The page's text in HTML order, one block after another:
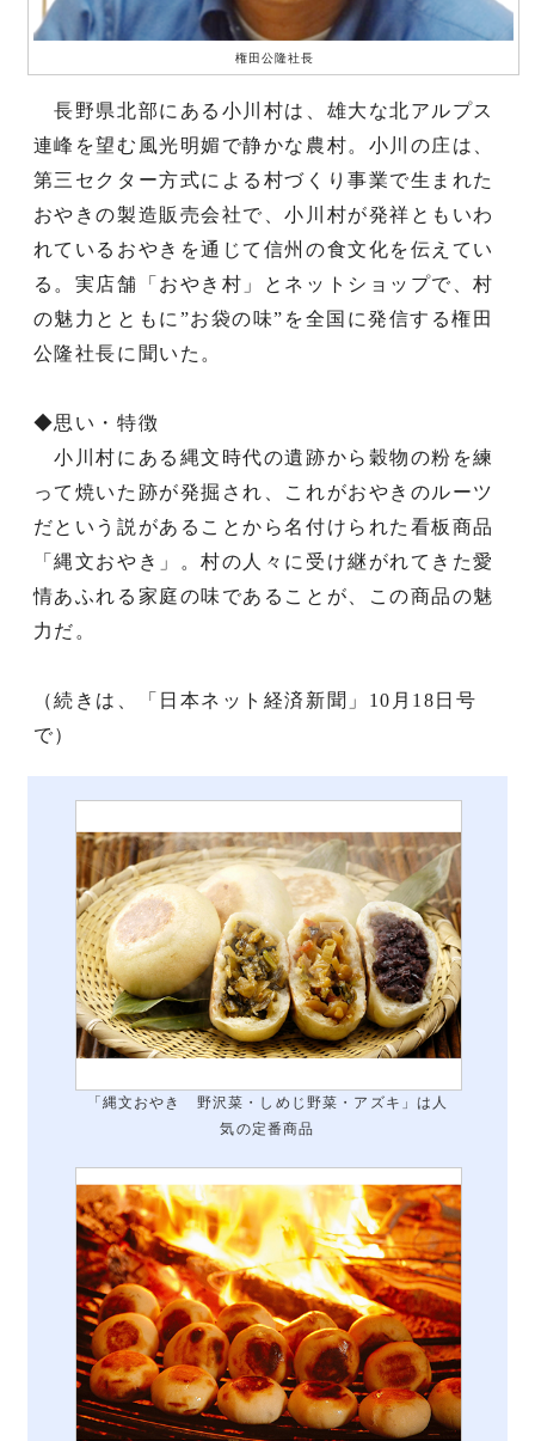
権田公隆社長
長野県北部にある小川村は、雄大な北アルプス
連峰を望む風光明媚で静かな農村。小川の庄は、
第三セクター方式による村づくり事業で生まれた
おやきの製造販売会社で、小川村が発祥ともいわ
れているおやきを通じて信州の食文化を伝えてい
る。実店舗「おやき村」とネットショップで、村
の魅力とともに”お袋の味”を全国に発信する権田
公隆社長に聞いた。
◆思い・特徴
小川村にある縄文時代の遺跡から穀物の粉を練
って焼いた跡が発掘され、これがおやきのルーツ
だという説があることから名付けられた看板商品
「縄文おやき」。村の人々に受け継がれてきた愛
情あふれる家庭の味であることが、この商品の魅
力だ。
（続きは、「日本ネット経済新聞」10月18日号
で）
「縄文おやき 野沢菜・しめじ野菜・アズキ」は人
気の定番商品